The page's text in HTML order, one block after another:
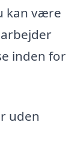
kan være
inden for
uden